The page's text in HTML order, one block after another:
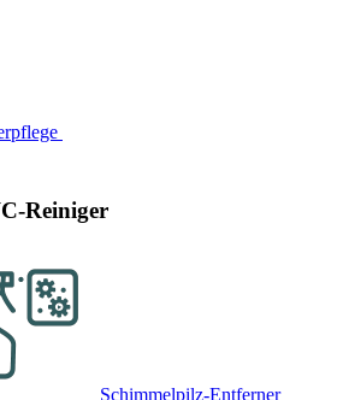
Reiniger
Schimmelpilz-Entferner